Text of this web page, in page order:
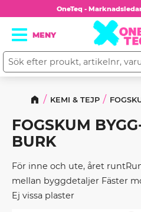
Meny
OneTeq -
KEMI & TEJP
FOGSKUM
BURK
För inne och ute, året
mellan byggdetaljer Fäster
Ej vissa plaster